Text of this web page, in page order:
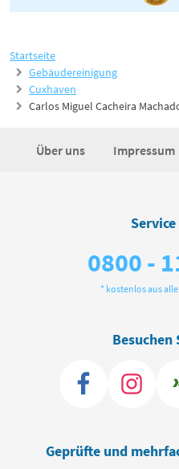
Startseite
Gebäudereinigung
Cuxhaven
Carlos Miguel Cacheira
Über uns Impressum
0800 -
* kostenlos aus
Besuchen
Geprüfte und